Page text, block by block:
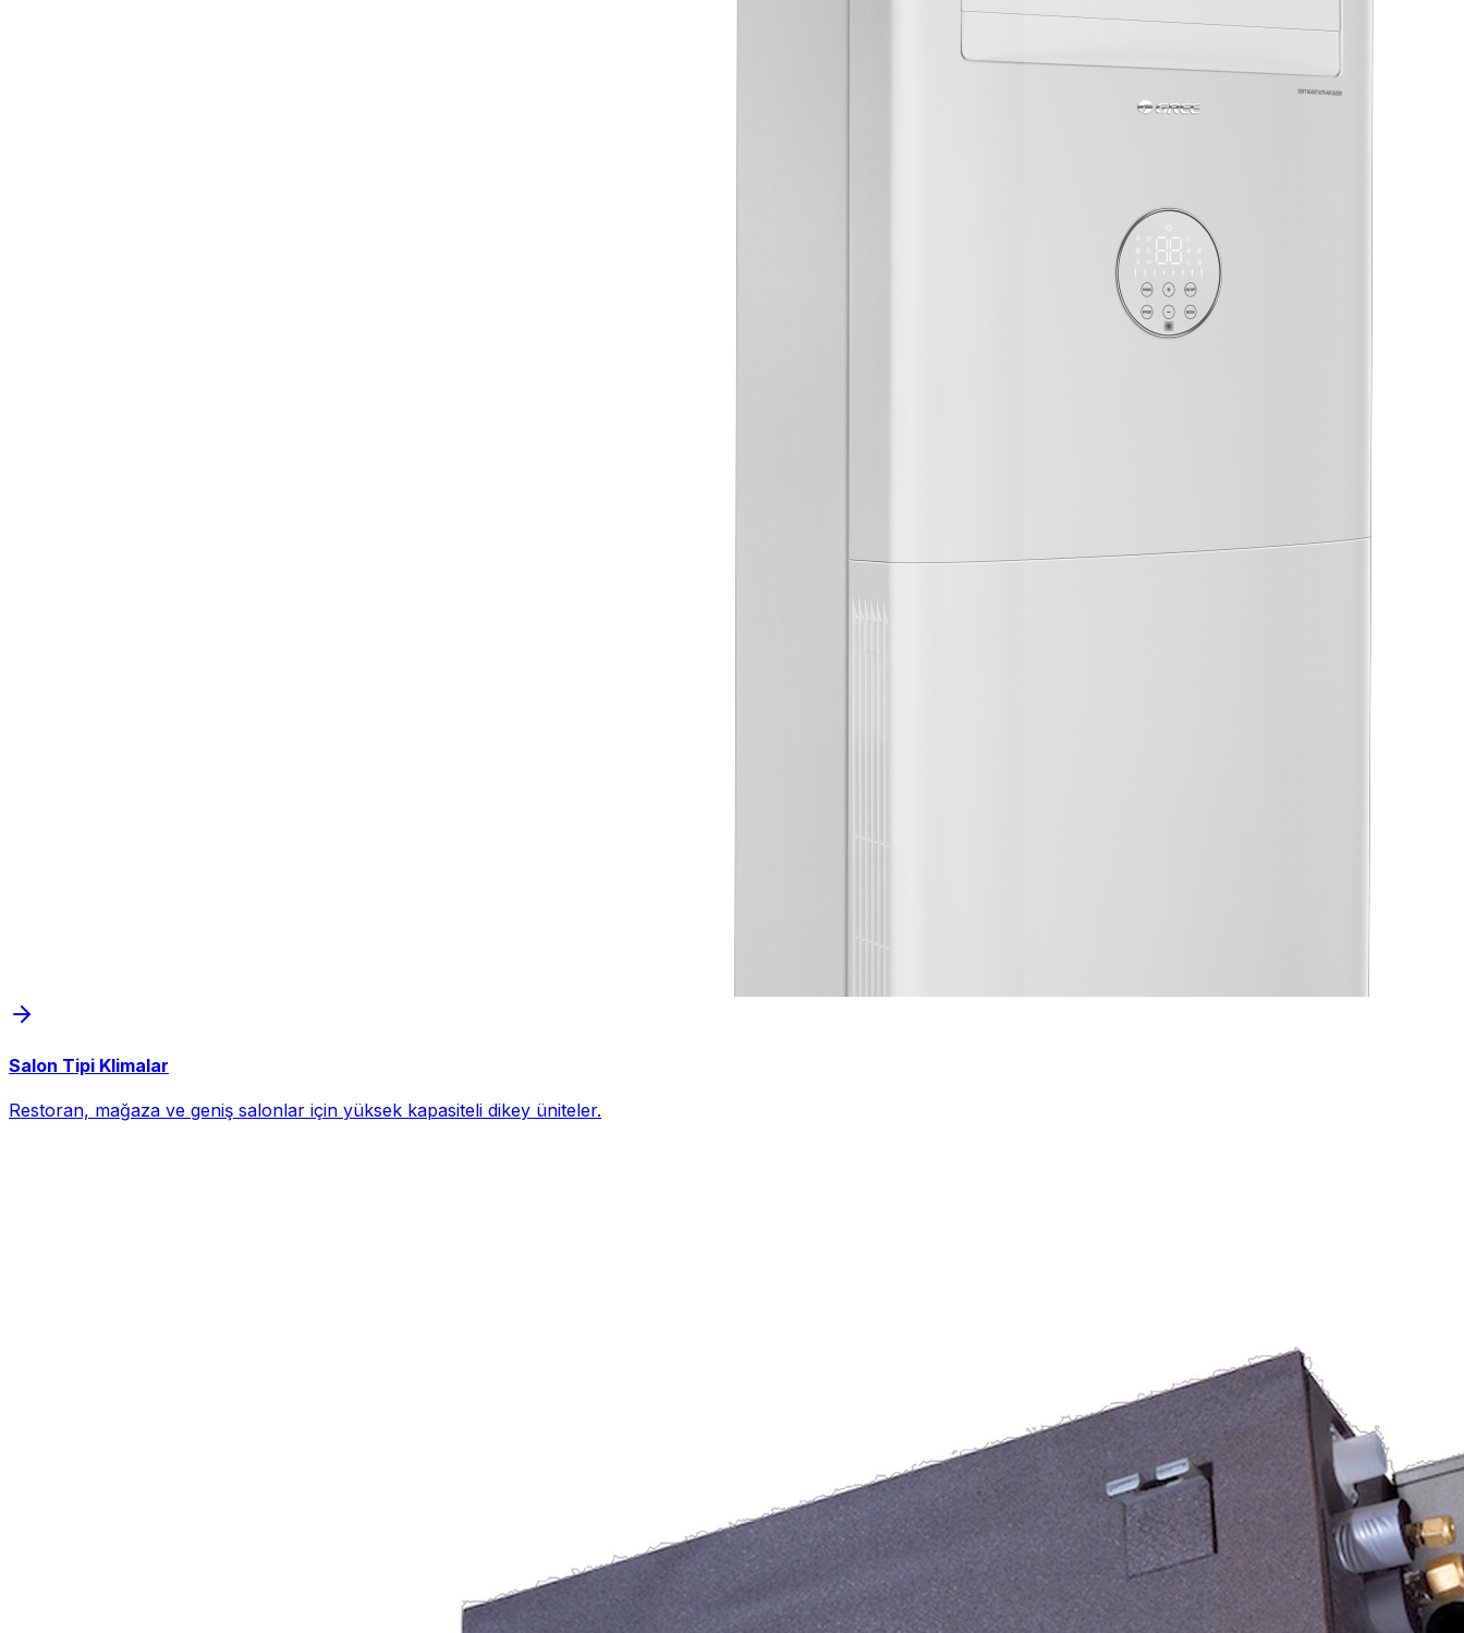
Salon Tipi Klimalar
Restoran, mağaza ve geniş salonlar için yüksek kapasiteli dikey üniteler.